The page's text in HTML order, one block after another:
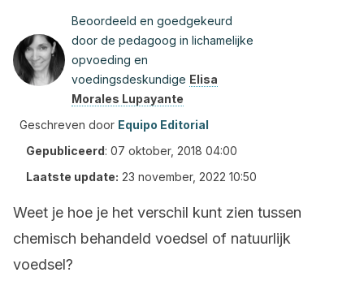
Beoordeeld en goedgekeurd
door de pedagoog in lichamelijke
opvoeding en
voedingsdeskundige Elisa
Morales Lupayante
Geschreven door Equipo Editorial
Gepubliceerd: 07 oktober, 2018 04:00
Laatste update: 23 november, 2022 10:50
Weet je hoe je het verschil kunt zien tussen
chemisch behandeld voedsel of natuurlijk
voedsel?